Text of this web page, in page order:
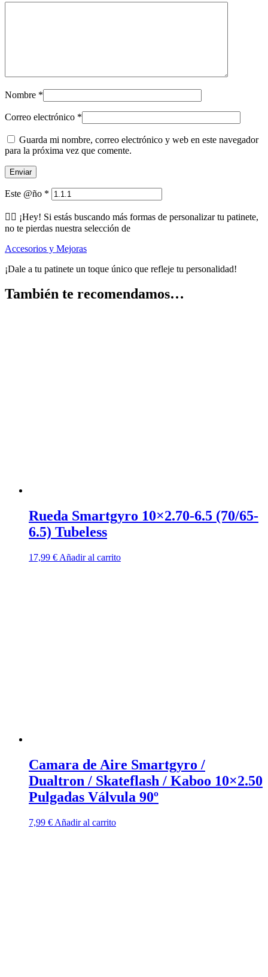
Nombre *
Correo electrónico *
Guarda mi nombre, correo electrónico y web en este navegador
para la próxima vez que comente.
Este @ño *
🕵️‍♂️ ¡Hey! Si estás buscando más formas de personalizar tu patinete,
no te pierdas nuestra selección de
Accesorios y Mejoras
¡Dale a tu patinete un toque único que refleje tu personalidad!
También te recomendamos…
Rueda Smartgyro 10×2.70-6.5 (70/65-
6.5) Tubeless
17,99 € Añadir al carrito
Camara de Aire Smartgyro /
Dualtron / Skateflash / Kaboo 10×2.50
Pulgadas Válvula 90º
7,99 € Añadir al carrito